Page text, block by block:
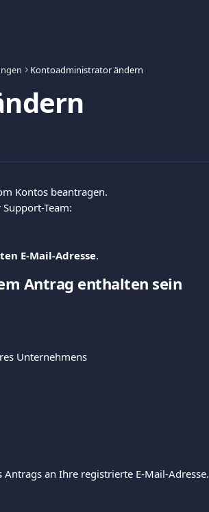
Kontoadministrator ändern
Kontos beantragen.
Team:
E-Mail-Adresse.
Antrag enthalten sein
Unternehmens
an Ihre registrierte E-Mail-Adresse.